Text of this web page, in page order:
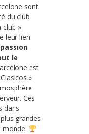
sont
du club.
club »
leur lien
passion
le
est
»
Ces
dans
grandes
monde.